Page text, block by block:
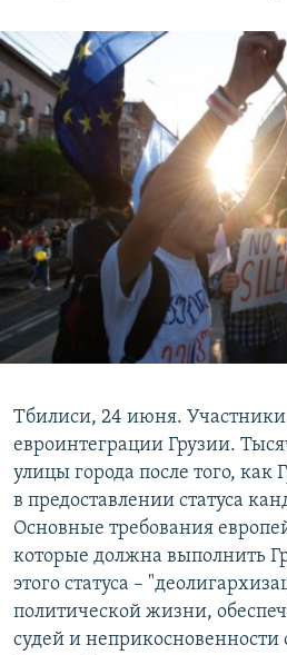
Тбилиси, 24 июня.
евроинтеграции Грузии.
улицы города после того, как
в предоставлении статуса
Основные требования
которые должна выполнить
этого статуса –
политической жизни,
судей и неприкосновенности